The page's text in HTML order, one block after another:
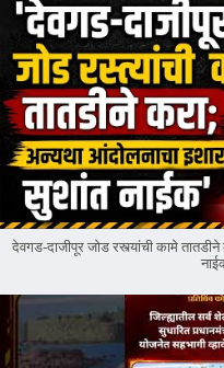
देवगड-दाजीपूर जोड रस्त्यांची कामे